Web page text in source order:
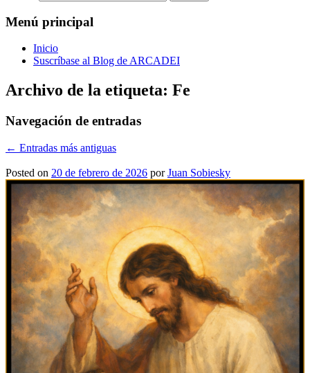
Menú principal
Inicio
Suscríbase al Blog de ARCADEI
Archivo de la etiqueta: Fe
Navegación de entradas
← Entradas más antiguas
Posted on 20 de febrero de 2026 porJuan Sobiesky